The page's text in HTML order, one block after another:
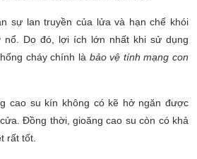
sự lan truyền của lửa và hạn chế khói
nổ. Do đó, lợi ích lớn nhất khi sử dụng
cháy chính là bảo vệ tính mạng con
cao su kín không có kẽ hở ngăn được
Đồng thời,gioăng cao su còn có khả
rất tốt.